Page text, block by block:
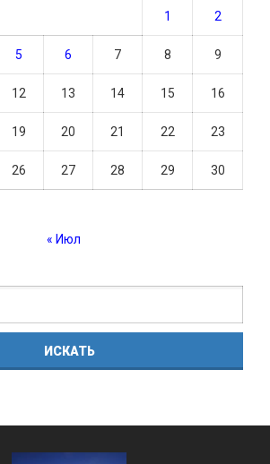
1 2
5 6 7 8 9
12 13 14 15 16
19 20 21 22 23
26 27 28 29 30
« Июл